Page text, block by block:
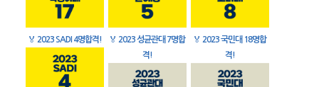
🏅 2023 SADI 4명합격! 🏅 2023 성균관대 7명합
격!
🏅 2023 국민대 18명합
격!